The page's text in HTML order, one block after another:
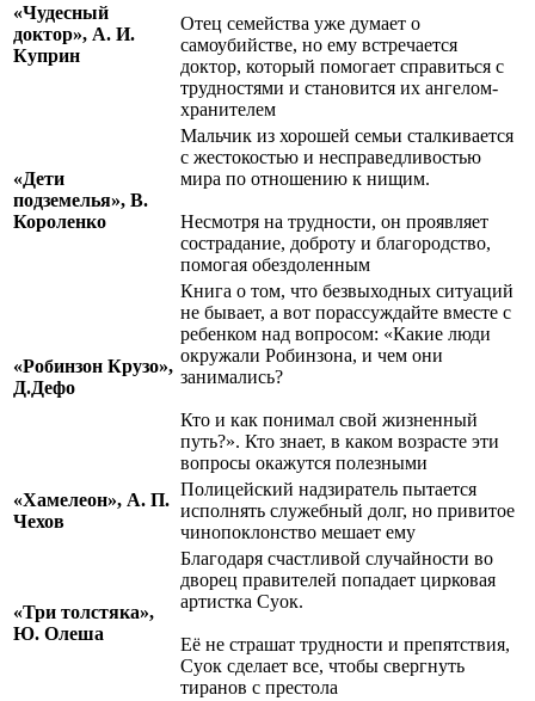
«Чудесный
доктор», А. И.
Куприн
Отец семейства уже думает о
самоубийстве, но ему встречается
доктор, который помогает справиться с
трудностями и становится их ангелом-
хранителем
«Дети
подземелья», В.
Короленко
Мальчик из хорошей семьи сталкивается
с жестокостью и несправедливостью
мира по отношению к нищим.
Несмотря на трудности, он проявляет
сострадание, доброту и благородство,
помогая обездоленным
«Робинзон Крузо»,
Д.Дефо
Книга о том, что безвыходных ситуаций
не бывает, а вот порассуждайте вместе с
ребенком над вопросом: «Какие люди
окружали Робинзона, и чем они
занимались?
Кто и как понимал свой жизненный
путь?». Кто знает, в каком возрасте эти
вопросы окажутся полезными
«Хамелеон», А. П.
Чехов
Полицейский надзиратель пытается
исполнять служебный долг, но привитое
чинопоклонство мешает ему
«Три толстяка»,
Ю. Олеша
Благодаря счастливой случайности во
дворец правителей попадает цирковая
артистка Суок.
Её не страшат трудности и препятствия,
Суок сделает все, чтобы свергнуть
тиранов с престола